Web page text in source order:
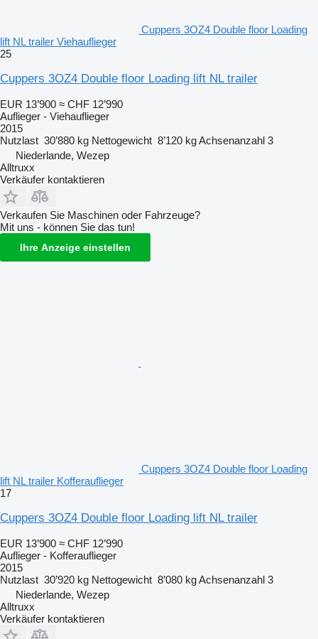
Cuppers 3OZ4 Double floor Loading
lift NL trailer Viehauflieger
25
Cuppers 3OZ4 Double floor Loading lift NL trailer
EUR 13’900 ≈ CHF 12’990
Auflieger - Viehauflieger
2015
Nutzlast 30’880 kg Nettogewicht 8’120 kgAchsenanzahl 3
Niederlande, Wezep
Alltruxx
Verkäufer kontaktieren
Verkaufen Sie Maschinen oder Fahrzeuge?
Mit uns - können Sie das tun!
Ihre Anzeige einstellen
Cuppers 3OZ4 Double floor Loading
lift NL trailer Kofferauflieger
17
Cuppers 3OZ4 Double floor Loading lift NL trailer
EUR 13’900 ≈ CHF 12’990
Auflieger - Kofferauflieger
2015
Nutzlast 30’920 kg Nettogewicht 8’080 kgAchsenanzahl 3
Niederlande, Wezep
Alltruxx
Verkäufer kontaktieren